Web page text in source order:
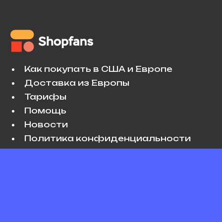
Как покупать в США и Европе
Доставка из Европы
Тарифы
Помощь
Новости
Политика конфиденциальности